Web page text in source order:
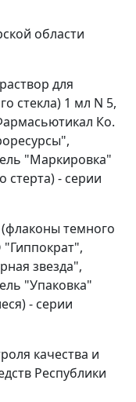
области
для
стекла) 1 мл N 5,
Ко.
"Маркировка"
стерта) - серии
темного
звезда",
"Упаковка"
- серии
качества и
Республики